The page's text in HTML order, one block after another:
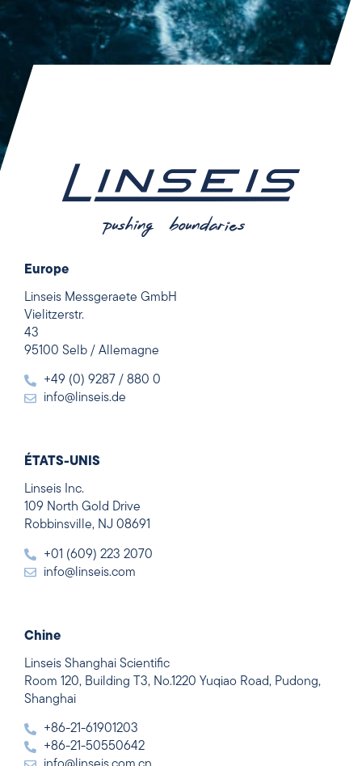
Europe
Linseis Messgeraete GmbH
Vielitzerstr.
43
95100 Selb / Allemagne
+49 (0) 9287 / 880 0
info@linseis.de
ÉTATS-UNIS
Linseis Inc.
109 North Gold Drive
Robbinsville, NJ 08691
+01 (609) 223 2070
info@linseis.com
Chine
Linseis Shanghai Scientific
Room 120, Building T3, No.1220 Yuqiao Road, Pudong,
Shanghai
+86-21-61901203
+86-21-50550642